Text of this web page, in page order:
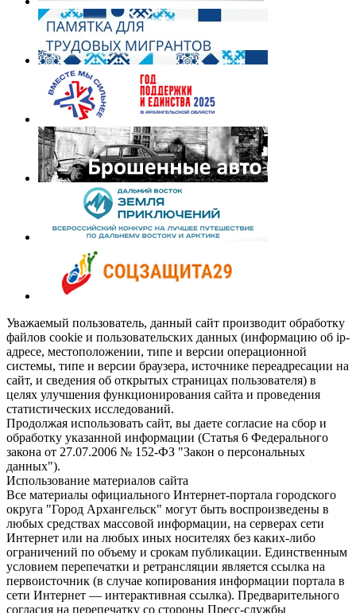
Уважаемый пользователь, данный сайт производит обработку
файлов cookie и пользовательских данных (информацию об ip-
адресе, местоположении, типе и версии операционной
системы, типе и версии браузера, источнике переадресации на
сайт, и сведения об открытых страницах пользователя) в
целях улучшения функционирования сайта и проведения
статистических исследований.
Продолжая использовать сайт, вы даете согласие на сбор и
обработку указанной информации (Статья 6 Федерального
закона от 27.07.2006 № 152-ФЗ "Закон о персональных
данных").
Использование материалов сайта
Все материалы официального Интернет-портала городского
округа "Город Архангельск" могут быть воспроизведены в
любых средствах массовой информации, на серверах сети
Интернет или на любых иных носителях без каких-либо
ограничений по объему и срокам публикации. Единственным
условием перепечатки и ретрансляции является ссылка на
первоисточник (в случае копирования информации портала в
сети Интернет — интерактивная ссылка). Предварительного
согласия на перепечатку со стороны Пресс-службы